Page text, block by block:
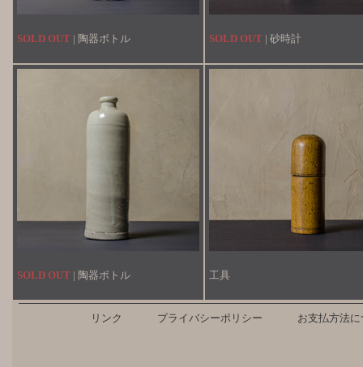
SOLD OUT | 陶器ボトル SOLD OUT | 砂時計
SOLD OUT | 陶器ボトル 工具
リンク プライバシーポリシー お支払方法に